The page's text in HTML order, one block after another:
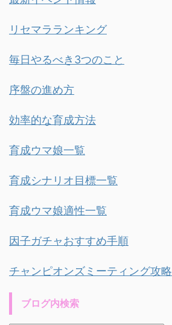
リセマラランキング
毎日やるべき3つのこと
序盤の進め方
効率的な育成方法
育成ウマ娘一覧
育成シナリオ目標一覧
育成ウマ娘適性一覧
因子ガチャおすすめ手順
チャンピオンズミーティング攻略
ブログ内検索